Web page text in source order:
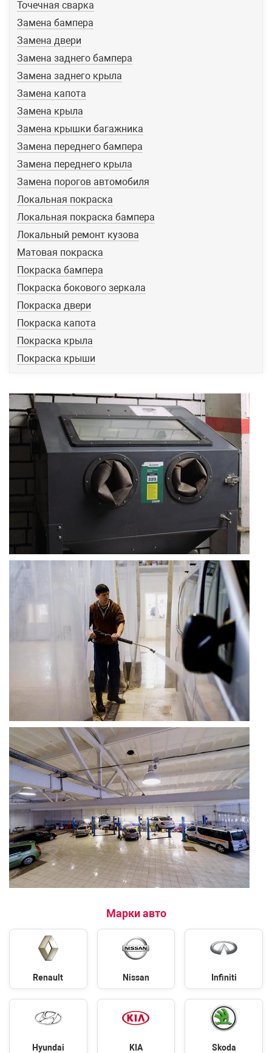
Точечная сварка
Замена бампера
Замена двери
Замена заднего бампера
Замена заднего крыла
Замена капота
Замена крыла
Замена крышки багажника
Замена переднего бампера
Замена переднего крыла
Замена порогов автомобиля
Локальная покраска
Локальная покраска бампера
Локальный ремонт кузова
Матовая покраска
Покраска бампера
Покраска бокового зеркала
Покраска двери
Покраска капота
Покраска крыла
Покраска крыши
Марки авто
Renault Nissan Infiniti
Hyundai KIA Skoda